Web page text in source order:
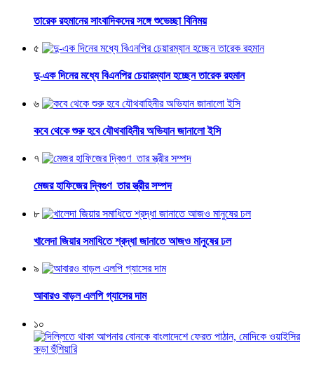
তারেক রহমানের সাংবাদিকদের সঙ্গে শুভেচ্ছা বিনিময়
৫
দু-এক দিনের মধ্যে বিএনপির চেয়ারম্যান হচ্ছেন তারেক রহমান
৬
কবে থেকে শুরু হবে যৌথবাহিনীর অভিযান জানালো ইসি
৭
মেজর হাফিজের দ্বিগুণ তার স্ত্রীর সম্পদ
৮
খালেদা জিয়ার সমাধিতে শ্রদ্ধা জানাতে আজও মানুষের ঢল
৯
আবারও বাড়ল এলপি গ্যাসের দাম
১০